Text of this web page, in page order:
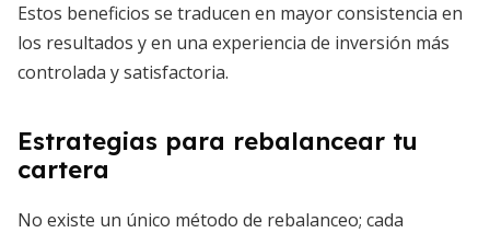
Estos beneficios se traducen en mayor consistencia en
los resultados y en una experiencia de inversión más
controlada y satisfactoria.
Estrategias para rebalancear tu
cartera
No existe un único método de rebalanceo; cada